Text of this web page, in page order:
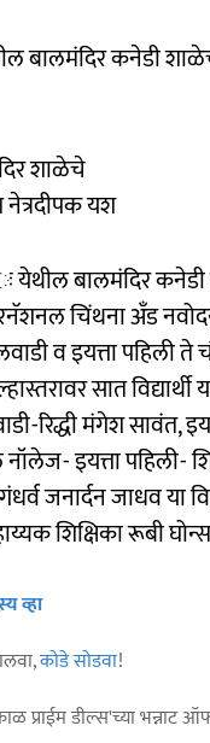
बालमंदिर कनेडी
शाळेचे
नेत्रदीपक यश
बालमंदिर कनेडी
चिंथना अँड
व इयत्ता पहिली ते
सात
रिद्धी मंगेश सावंत,
इयत्ता पहिली-
जनार्दन जाधव या
शिक्षिका रूबी
व्हा
कोडे सोडवा!
प्राईम डील्स'च्या भन्नाट